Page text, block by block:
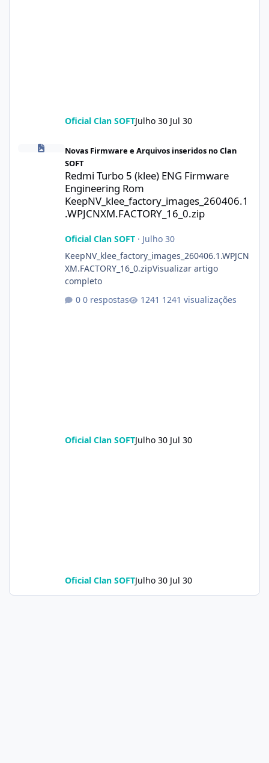
Oficial Clan SOFTJulho 30 Jul 30
Redmi Turbo 5 (klee) ENG Firmware Engineering Rom
Novas Firmware e Arquivos inseridos no Clan
SOFT
Redmi Turbo 5 (klee) ENG Firmware
Engineering Rom
KeepNV_klee_factory_images_260406.1
.WPJCNXM.FACTORY_16_0.zip
Oficial Clan SOFT· Julho 30
KeepNV_klee_factory_images_260406.1.WPJCN
XM.FACTORY_16_0.zipVisualizar artigo
completo
0 respostas
1241 visualizações
Oficial Clan SOFTJulho 30 Jul 30
Oficial Clan SOFTJulho 30 Jul 30